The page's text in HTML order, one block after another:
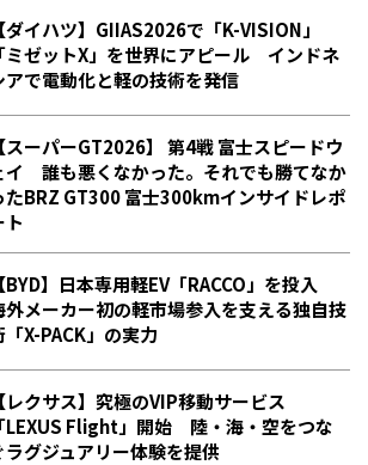
【ダイハツ】GIIAS2026で「K-VISION」
「ミゼットX」を世界にアピール インドネ
アで電動化と軽の技術を発信
【スーパーGT2026】 第4戦 富士スピードウ
イ 誰も悪くなかった。それでも勝てなか
た――BRZ GT300 富士300kmインサイドレポ
ト
【BYD】日本専用軽EV「RACCO」を投入
外メーカー初の軽市場参入を支える独自技
「X-PACK」の実力
【レクサス】究極のVIP移動サービス
「LEXUS Flight」開始 陸・海・空をつな
ラグジュアリー体験を提供